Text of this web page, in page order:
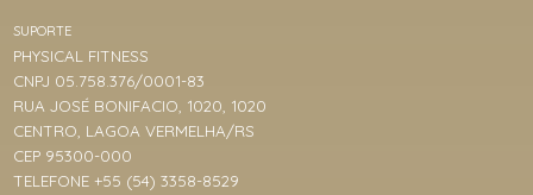
SUPORTE
PHYSICAL FITNESS
CNPJ 05.758.376/0001-83
RUA JOSÉ BONIFACIO, 1020, 1020
CENTRO, LAGOA VERMELHA/RS
CEP 95300-000
TELEFONE +55 (54) 3358-8529